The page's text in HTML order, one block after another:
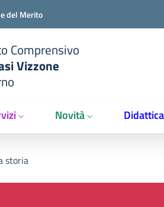
del Merito
Comprensivo
Vizzone
Novità Didattica
pane
storia